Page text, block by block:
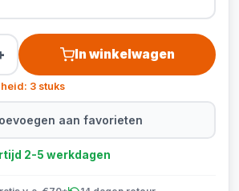
In winkelwagen
3 stuks
aan favorieten
2-5 werkdagen